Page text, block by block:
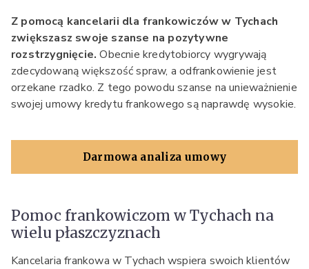
Z pomocą kancelarii dla frankowiczów w Tychach
zwiększasz swoje szanse na pozytywne
rozstrzygnięcie. Obecnie kredytobiorcy wygrywają
zdecydowaną większość spraw, a odfrankowienie jest
orzekane rzadko. Z tego powodu szanse na unieważnienie
swojej umowy kredytu frankowego są naprawdę wysokie.
Darmowa analiza umowy
Pomoc frankowiczom w Tychach na
wielu płaszczyznach
Kancelaria frankowa w Tychach wspiera swoich klientów